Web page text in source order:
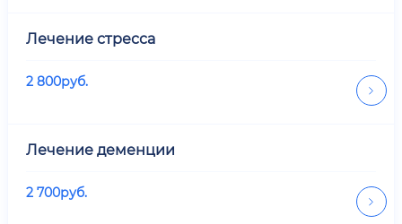
Лечение стресса
2 800руб.
Лечение деменции
2 700руб.